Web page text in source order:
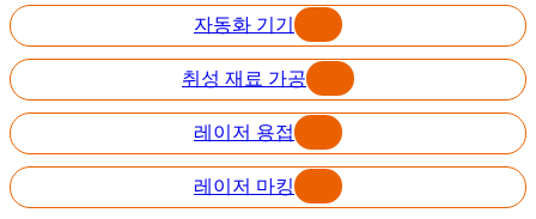
자동화 기기
취성 재료 가공
레이저 용접
레이저 마킹